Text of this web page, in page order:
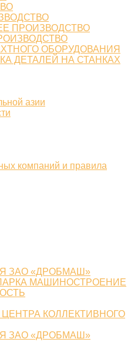
ПРОИЗВОДСТВО
ОБОРУДОВАНИЯ
ДЕТАЛЕЙ НА СТАНКАХ
азии
компаний и правила
ЗАО «ДРОБМАШ»
МАШИНОСТРОЕНИЕ
КОЛЛЕКТИВНОГО
ЗАО «ДРОБМАШ»